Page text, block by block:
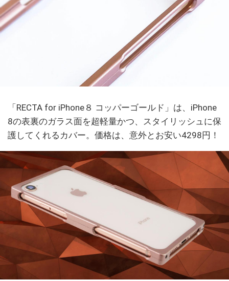
「RECTA for iPhone８ コッパーゴールド」は、iPhone
8の表裏のガラス面を超軽量かつ、スタイリッシュに保
護してくれるカバー。価格は、意外とお安い4298円！